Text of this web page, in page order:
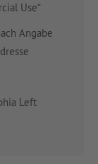
Use“
Angabe
Left